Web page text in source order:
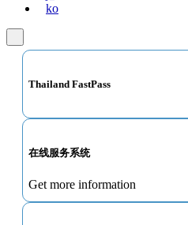
ko
Thailand FastPass
在线服务系统
Get more information